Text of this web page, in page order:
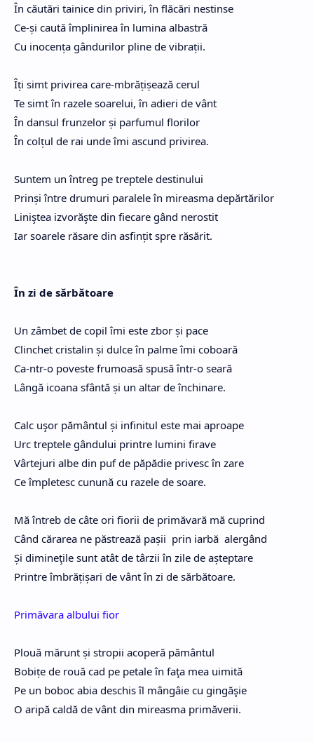
În căutări tainice din priviri, în flăcări nestinse
Ce-și caută împlinirea în lumina albastră
Cu inocența gândurilor pline de vibrații.
Îți simt privirea care-mbrățișează cerul
Te simt în razele soarelui, în adieri de vânt
În dansul frunzelor și parfumul florilor
În colțul de rai unde îmi ascund privirea.
Suntem un întreg pe treptele destinului
Prinși între drumuri paralele în mireasma depărtărilor
Liniştea izvorăşte din fiecare gând nerostit
Iar soarele răsare din asfințit spre răsărit.
În zi de sărbătoare
Un zâmbet de copil îmi este zbor și pace
Clinchet cristalin și dulce în palme îmi coboară
Ca-ntr-o poveste frumoasă spusă într-o seară
Lângă icoana sfântă și un altar de închinare.
Calc uşor pământul și infinitul este mai aproape
Urc treptele gândului printre lumini firave
Vârtejuri albe din puf de păpădie privesc în zare
Ce împletesc cunună cu razele de soare.
Mă întreb de câte ori fiorii de primăvară mă cuprind
Când cărarea ne păstrează pașii prin iarbă alergând
Și dimineţile sunt atât de târzii în zile de așteptare
Printre îmbrățișari de vânt în zi de sărbătoare.
Primăvara albului fior
Plouă mărunt și stropii acoperă pământul
Bobițe de rouă cad pe petale în faţa mea uimită
Pe un boboc abia deschis îl mângâie cu gingăşie
O aripă caldă de vânt din mireasma primăverii.